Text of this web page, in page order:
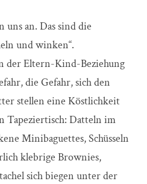
uns an. Das sind die
und winken“.
der Eltern-Kind-Beziehung
die Gefahr, sich den
stellen eine Köstlichkeit
Tapeziertisch: Datteln im
Minibaguettes, Schüsseln
klebrige Brownies,
sich biegen unter der